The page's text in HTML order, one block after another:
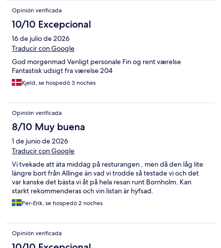
Opinión verificada
10/10 Excepcional
16 de julio de 2026
Traducir con Google
God morgenmad Venligt personale Fin og rent værelse
Fantastisk udsigt fra værelse 204
Kjeld, se hospedó 3 noches
Opinión verificada
8/10 Muy buena
1 de junio de 2026
Traducir con Google
Vi tvekade att äta middag på resturangen , men då den låg lite
längre bort från Allinge än vad vi trodde så testade vi och det
var kanske det bästa vi åt på hela resan runt Bornholm. Kan
starkt rekommenderas och vin listan är hyfsad.
Per-Erik, se hospedó 2 noches
Opinión verificada